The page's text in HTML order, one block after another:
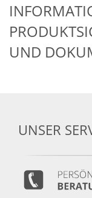
UND
UNSER